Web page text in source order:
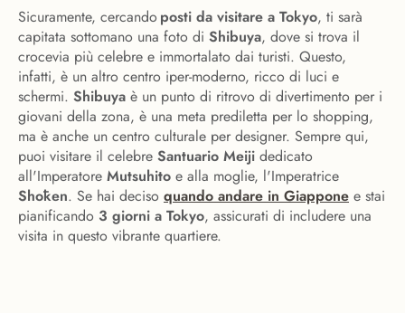
Sicuramente, cercando posti da visitare a Tokyo, ti sarà
capitata sottomano una foto di Shibuya, dove si trova il
crocevia più celebre e immortalato dai turisti. Questo,
infatti, è un altro centro iper-moderno, ricco di luci e
schermi. Shibuya è un punto di ritrovo di divertimento per i
giovani della zona, è una meta prediletta per lo shopping,
ma è anche un centro culturale per designer. Sempre qui,
puoi visitare il celebre Santuario Meiji dedicato
all'Imperatore Mutsuhito e alla moglie, l'Imperatrice
Shōken. Se hai deciso quando andare in Giappone e stai
pianificando 3 giorni a Tokyo, assicurati di includere una
visita in questo vibrante quartiere.